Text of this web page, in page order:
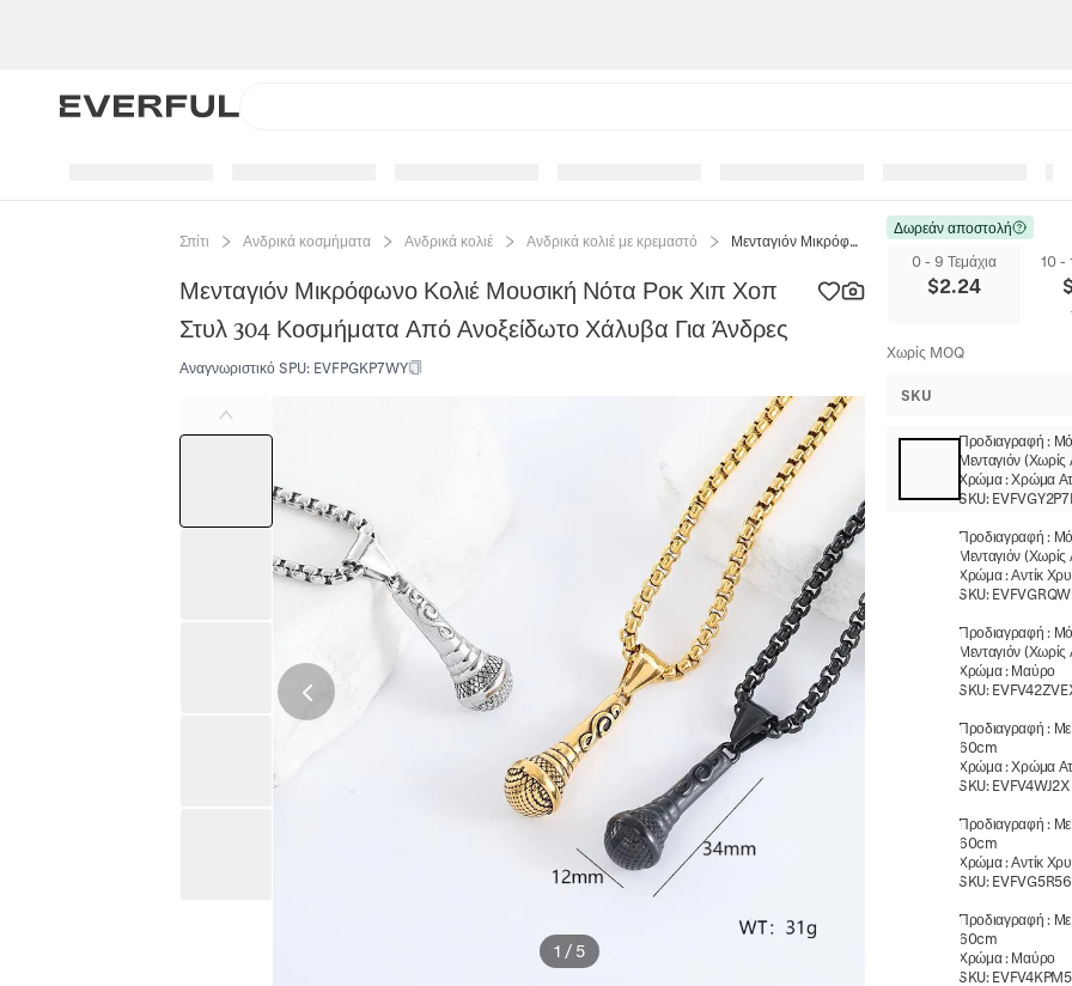
Σπίτι Ανδρικά κοσμήματα Ανδρικά κολιέ Ανδρικά κολιέ με κρεμαστό Μενταγιόν Μικρόφωνο Κολιέ Μουσική Νότα Ροκ Χιπ Χοπ Στυλ 304 Κοσμήματα Από Ανοξείδωτο Χάλυβα Για Άνδρες
Μενταγιόν Μικρόφωνο Κολιέ Μουσική Νότα Ροκ Χιπ Χοπ
Στυλ 304 Κοσμήματα Από Ανοξείδωτο Χάλυβα Για Άνδρες
Αναγνωριστικό SPU: EVFPGKP7WY
1 / 5
Δωρεάν αποστολή
0 - 9 Τεμάχια
$2.24
10 -
$
Χωρίς MOQ
SKU
Προδιαγραφή :
Μενταγιόν (Χωρίς
Χρώμα:Χρώμα
SKU:
Προδιαγραφή :
Μενταγιόν (Χωρίς
Χρώμα:Αντίκ
SKU:
Προδιαγραφή :
Μενταγιόν (Χωρίς
Χρώμα: Μαύρο
SKU:
Προδιαγραφή :
60cm
Χρώμα:Χρώμα
SKU:
Προδιαγραφή :
60cm
Χρώμα:Αντίκ
SKU:
Προδιαγραφή :
60cm
Χρώμα: Μαύρο
SKU: